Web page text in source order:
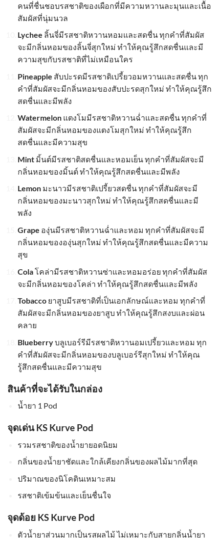
คนที่ชื่นชอบรสชาติของเผือกที่มีความหวานละมุนและเนื้อ
สัมผัสที่นุ่มนวล
Lychee ลิ้นจี่มีรสชาติหวานหอมและสดชื่น ทุกคำที่สัมผัส
จะมีกลิ่นหอมของลิ้นจี่สุกใหม่ ทำให้คุณรู้สึกสดชื่นและมี
ความสุขกับรสชาติที่ไม่เหมือนใคร
Pineapple สับปะรดมีรสชาติเปรี้ยวอมหวานและสดชื่น ทุก
คำที่สัมผัสจะมีกลิ่นหอมของสับปะรดสุกใหม่ ทำให้คุณรู้สึก
สดชื่นและมีพลัง
Watermelonแตงโมมีรสชาติหวานฉ่ำและสดชื่น ทุกคำที่
สัมผัสจะมีกลิ่นหอมของแตงโมสุกใหม่ ทำให้คุณรู้สึก
สดชื่นและมีความสุข
Mintมิ้นต์มีรสชาติสดชื่นและหอมเย็น ทุกคำที่สัมผัสจะมี
กลิ่นหอมของมิ้นต์ ทำให้คุณรู้สึกสดชื่นและมีพลัง
Lemonมะนาวมีรสชาติเปรี้ยวสดชื่น ทุกคำที่สัมผัสจะมี
กลิ่นหอมของมะนาวสุกใหม่ ทำให้คุณรู้สึกสดชื่นและมี
พลัง
Grape องุ่นมีรสชาติหวานฉ่ำและหอม ทุกคำที่สัมผัสจะมี
กลิ่นหอมขององุ่นสุกใหม่ ทำให้คุณรู้สึกสดชื่นและมีความ
สุข
Colaโคล่ามีรสชาติหวานซ่าและหอมอร่อย ทุกคำที่สัมผัส
จะมีกลิ่นหอมของโคล่า ทำให้คุณรู้สึกสดชื่นและมีพลัง
Tobaccoยาสูบมีรสชาติที่เป็นเอกลักษณ์และหอม ทุกคำที่
สัมผัสจะมีกลิ่นหอมของยาสูบ ทำให้คุณรู้สึกสงบและผ่อน
คลาย
Blueberryบลูเบอร์รีมีรสชาติหวานอมเปรี้ยวและหอม ทุก
คำที่สัมผัสจะมีกลิ่นหอมของบลูเบอร์รีสุกใหม่ ทำให้คุณ
รู้สึกสดชื่นและมีความสุข
สินค้าที่จะได้รับในกล่อง
น้ำยา 1 Pod
จุดเด่น KS Kurve Pod
รวมรสชาติของน้ำยายอดนิยม
กลิ่นของน้ำยาชัดและใกล้เคียงกลิ่นของผลไม้มากที่สุด
ปริมาณของนิโคตินเหมาะสม
รสชาติเข้มข้นและเย็นชื่นใจ
จุดด้อย KS Kurve Pod
ตัวน้ำยาส่วนมากเป็นรสผลไม้ ไม่เหมาะกับสายกลิ่นน้ำยา